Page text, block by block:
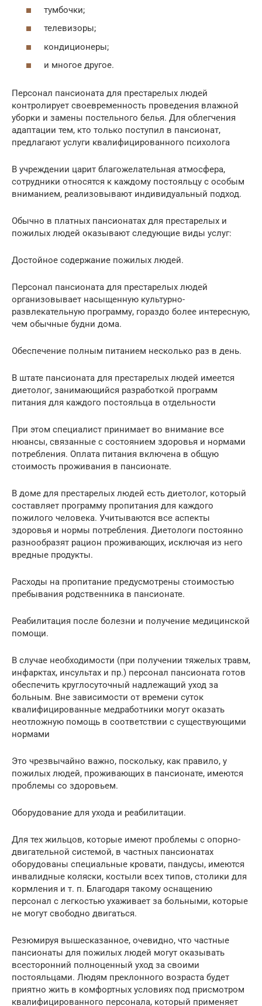
тумбочки;
телевизоры;
кондиционеры;
и многое другое.
Персонал пансионата для престарелых людей
контролирует своевременность проведения влажной
уборки и замены постельного белья. Для облегчения
адаптации тем, кто только поступил в пансионат,
предлагают услуги квалифицированного психолога
В учреждении царит благожелательная атмосфера,
сотрудники относятся к каждому постояльцу с особым
вниманием, реализовывают индивидуальный подход.
Обычно в платных пансионатах для престарелых и
пожилых людей оказывают следующие виды услуг:
Достойное содержание пожилых людей.
Персонал пансионата для престарелых людей
организовывает насыщенную культурно-
развлекательную программу, гораздо более интересную,
чем обычные будни дома.
Обеспечение полным питанием несколько раз в день.
В штате пансионата для престарелых людей имеется
диетолог, занимающийся разработкой программ
питания для каждого постояльца в отдельности
При этом специалист принимает во внимание все
нюансы, связанные с состоянием здоровья и нормами
потребления. Оплата питания включена в общую
стоимость проживания в пансионате.
В доме для престарелых людей есть диетолог, который
составляет программу пропитания для каждого
пожилого человека. Учитываются все аспекты
здоровья и нормы потребления. Диетологи постоянно
разнообразят рацион проживающих, исключая из него
вредные продукты.
Расходы на пропитание предусмотрены стоимостью
пребывания родственника в пансионате.
Реабилитация после болезни и получение медицинской
помощи.
В случае необходимости (при получении тяжелых травм,
инфарктах, инсультах и пр.) персонал пансионата готов
обеспечить круглосуточный надлежащий уход за
больным. Вне зависимости от времени суток
квалифицированные медработники могут оказать
неотложную помощь в соответствии с существующими
нормами
Это чрезвычайно важно, поскольку, как правило, у
пожилых людей, проживающих в пансионате, имеются
проблемы со здоровьем.
Оборудование для ухода и реабилитации.
Для тех жильцов, которые имеют проблемы с опорно-
двигательной системой, в частных пансионатах
оборудованы специальные кровати, пандусы, имеются
инвалидные коляски, костыли всех типов, столики для
кормления и т. п. Благодаря такому оснащению
персонал с легкостью ухаживает за больными, которые
не могут свободно двигаться.
Резюмируя вышесказанное, очевидно, что частные
пансионаты для пожилых людей могут оказывать
всесторонний полноценный уход за своими
постояльцами. Людям преклонного возраста будет
приятно жить в комфортных условиях под присмотром
квалифицированного персонала, который применяет